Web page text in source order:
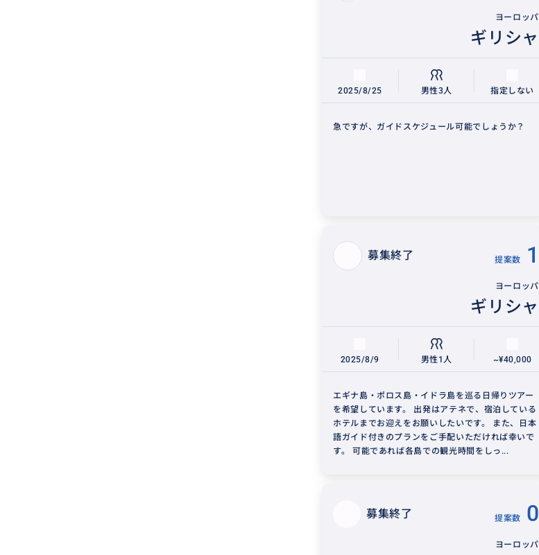
ヨーロッパ
ギリシャ
2025/8/25 男性3人 指定しない
急ですが、ガイドスケジュール可能でしょうか？
募集終了 提案数 1
ヨーロッパ
ギリシャ
2025/8/9 男性1人 ~¥40,000
エギナ島・ポロス島・イドラ島を巡る日帰りツアー
を希望しています。 出発はアテネで、宿泊している
ホテルまでお迎えをお願いしたいです。 また、日本
語ガイド付きのプランをご手配いただければ幸いで
す。 可能であれば各島での観光時間をしっ...
募集終了 提案数 0
ヨーロッパ